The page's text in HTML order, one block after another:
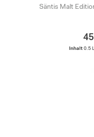
Säntis Malt
Inhalt 0.5